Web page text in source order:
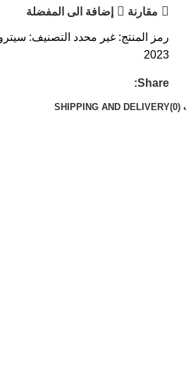
مقارنة إضافة الى المفضلة
رمز المنتج: غير محدد التصنيف:
2023
Share:
SHIPPING AND DELIVERY